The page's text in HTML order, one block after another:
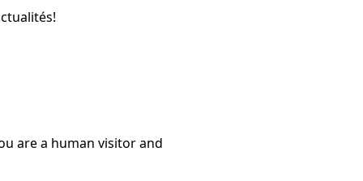
are a human visitor and